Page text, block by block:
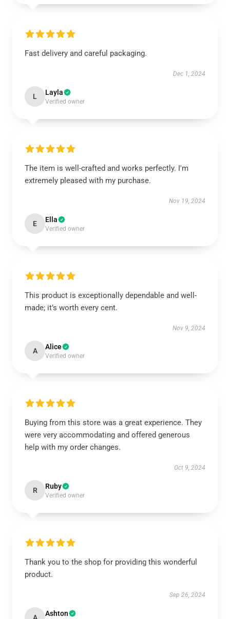
Fast delivery and careful packaging.
Dec 1, 2024
L Layla
Verified owner
The item is well-crafted and works perfectly. I'm
extremely pleased with my purchase.
Nov 19, 2024
E Ella
Verified owner
This product is exceptionally dependable and well-
made; it’s worth every cent.
Nov 9, 2024
A Alice
Verified owner
Buying from this store was a great experience. They
were very accommodating and offered generous
help with my order changes.
Oct 9, 2024
R Ruby
Verified owner
Thank you to the shop for providing this wonderful
product.
Sep 26, 2024
Ashton